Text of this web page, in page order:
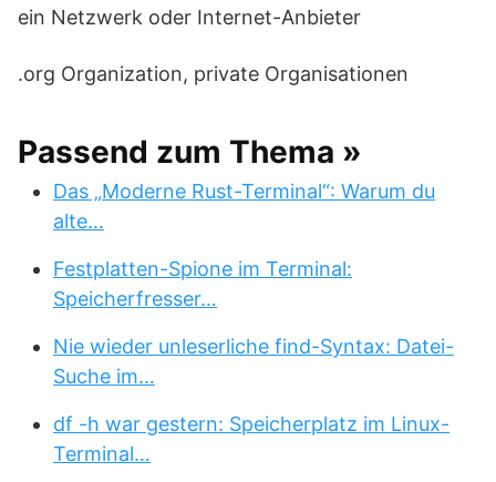
ein Netzwerk oder Internet-Anbieter
.org Organization, private Organisationen
Passend zum Thema »
Das „Moderne Rust-Terminal“: Warum du
alte…
Festplatten-Spione im Terminal:
Speicherfresser…
Nie wieder unleserliche find-Syntax: Datei-
Suche im…
df -h war gestern: Speicherplatz im Linux-
Terminal…